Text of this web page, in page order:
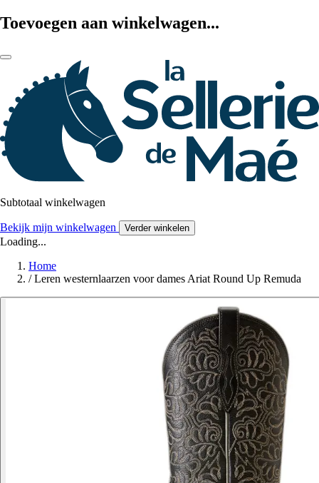
Toevoegen aan winkelwagen...
Subtotaal winkelwagen
Bekijk mijn winkelwagen Verder winkelen
Loading...
Home
/ Leren westernlaarzen voor dames Ariat Round Up Remuda